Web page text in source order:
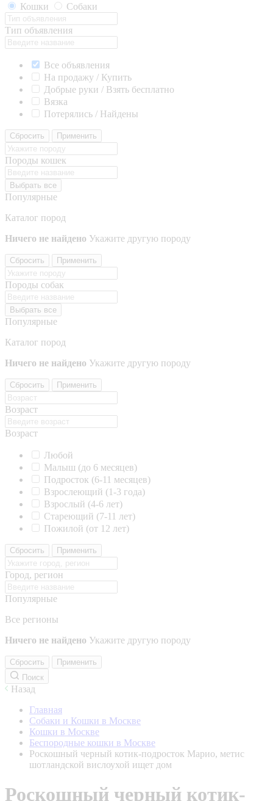
Кошки
Собаки
Тип объявления
Все объявления
На продажу / Купить
Добрые руки / Взять бесплатно
Вязка
Потерялись / Найдены
Сбросить Применить
Породы кошек
Выбрать все
Популярные
Каталог пород
Ничего не найдено Укажите другую породу
Сбросить Применить
Породы собак
Выбрать все
Популярные
Каталог пород
Ничего не найдено Укажите другую породу
Сбросить Применить
Возраст
Возраст
Любой
Малыш (до 6 месяцев)
Подросток (6-11 месяцев)
Взрослеющий (1-3 года)
Взрослый (4-6 лет)
Стареющий (7-11 лет)
Пожилой (от 12 лет)
Сбросить Применить
Город, регион
Популярные
Все регионы
Ничего не найдено Укажите другую породу
Сбросить
Применить
Поиск
Назад
Главная
Собаки и Кошки в Москве
Кошки в Москве
Беспородные кошки в Москве
Роскошный черный котик-подросток Марио, метис
шотландской вислоухой ищет дом
Роскошный черный котик-